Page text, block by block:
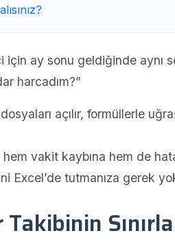
ay sonu geldiğinde aynı
harcadım?”
açılır, formüllerle
vakit kaybına hem de
Excel’de tutmanıza gerek